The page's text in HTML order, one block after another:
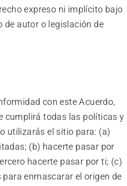
expreso ni implícito bajo
de autor o legislación de
con este Acuerdo,
cumplirá todas las políticas y
utilizarás el sitio para: (a)
(b) hacerte pasar por
hacerte pasar por ti; (c)
enmascarar el origen de